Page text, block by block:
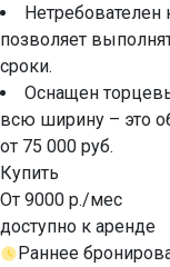
Нетребователен
позволяет
сроки.
Оснащен
всю ширину – это
от 75 000 руб.
Купить
От 9000 р./мес
доступно к аренде
Раннее